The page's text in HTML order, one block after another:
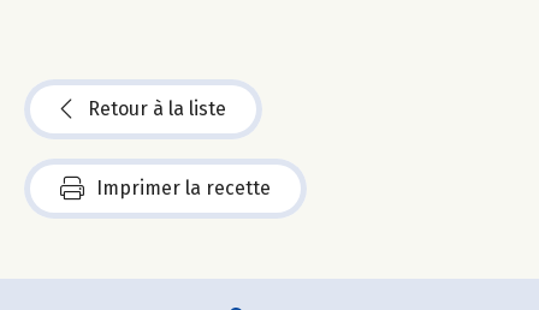
Retour à la liste
Imprimer la recette